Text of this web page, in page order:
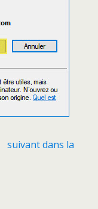
suivant dans la